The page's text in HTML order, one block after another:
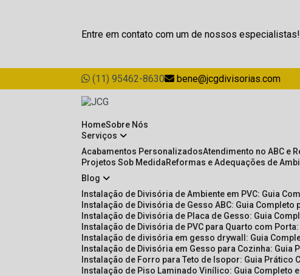
Entre em contato com um de nossos especialistas!
(11) 95462-8630 bene@jcgdivisorias.com
Home Sobre Nós
Serviços
Acabamentos Personalizados Atendimento no ABC e
Projetos Sob Medida
Reformas e Adequações de
Blog
Instalação de Divisória de Ambiente em PVC: Guia
Instalação de Divisória de Gesso ABC: Guia Completo
Instalação de Divisória de Placa de Gesso: Guia
Instalação de Divisória de PVC para Quarto com
Instalação de divisória em gesso drywall: Guia
Instalação de Divisória em Gesso para Cozinha: Guia
Instalação de Forro para Teto de Isopor: Guia Prático
Instalação de Piso Laminado Vinílico: Guia Completo